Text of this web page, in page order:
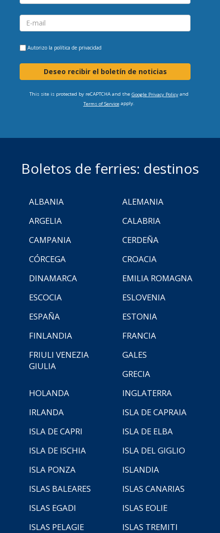
Autorizo la política de privacidad
Deseo recibir el boletín de noticias
This site is protected by reCAPTCHA and the Google Privacy Policyand
Terms of Serviceapply.
Boletos de ferries: destinos
ALBANIA
ALEMANIA
ARGELIA
CALABRIA
CAMPANIA
CERDEÑA
CÓRCEGA
CROACIA
DINAMARCA
EMILIA ROMAGNA
ESCOCIA
ESLOVENIA
ESPAÑA
ESTONIA
FINLANDIA
FRANCIA
FRIULI VENEZIA
GIULIA
GALES
GRECIA
HOLANDA
INGLATERRA
IRLANDA
ISLA DE CAPRAIA
ISLA DE CAPRI
ISLA DE ELBA
ISLA DE ISCHIA
ISLA DEL GIGLIO
ISLA PONZA
ISLANDIA
ISLAS BALEARES
ISLAS CANARIAS
ISLAS EGADI
ISLAS EOLIE
ISLAS PELAGIE
ISLAS TREMITI